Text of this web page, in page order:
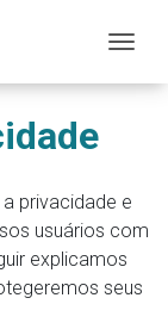
privacidade e
usuários com
explicamos
seus